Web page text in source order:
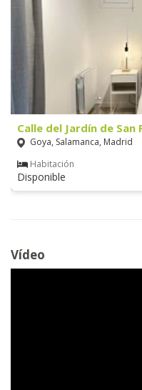
Calle del Jardín de
Goya, Salamanca, Madrid
Habitación
Disponible
Vídeo